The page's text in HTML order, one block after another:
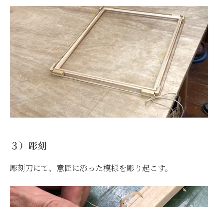
３）彫刻
彫刻刀にて、意匠に添った模様を彫り起こす。